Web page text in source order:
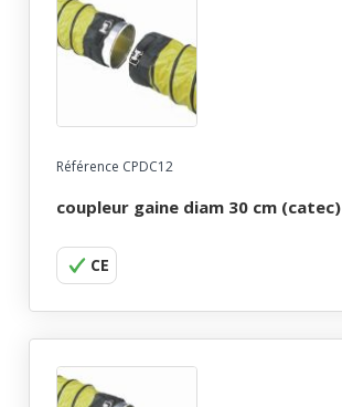
Référence CPDC12
coupleur gaine diam 30 cm (catec)
CE